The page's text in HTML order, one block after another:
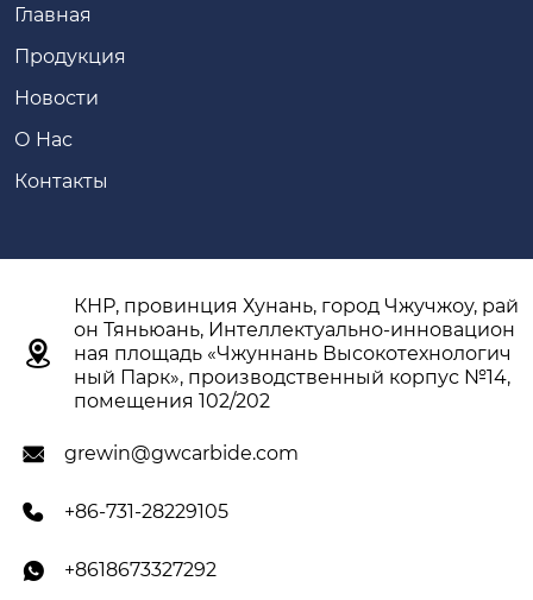
Главная
Продукция
Новости
О Hас
Контакты

КНР, провинция Хунань, город Чжучжоу, рай
он Тяньюань, Интеллектуально-инновацион
ная площадь «Чжуннань Высокотехнологич
ный Парк», производственный корпус №14,
помещения 102/202
 grewin@gwcarbide.com
 +86-731-28229105
 +8618673327292